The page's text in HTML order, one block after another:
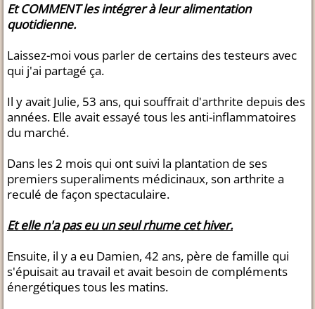
Et COMMENT les intégrer à leur alimentation
quotidienne.
Laissez-moi vous parler de certains des testeurs avec
qui j'ai partagé ça.
Il y avait Julie, 53 ans, qui souffrait d'arthrite depuis des
années. Elle avait essayé tous les anti-inflammatoires
du marché.
Dans les 2 mois qui ont suivi la plantation de ses
premiers superaliments médicinaux, son arthrite a
reculé de façon spectaculaire.
Et elle n'a pas eu un seul rhume cet hiver.
Ensuite, il y a eu Damien, 42 ans, père de famille qui
s'épuisait au travail et avait besoin de compléments
énergétiques tous les matins.